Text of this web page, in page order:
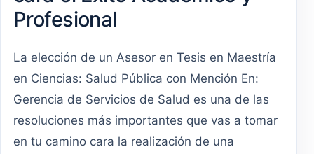
Profesional
La elección de un Asesor en Tesis en Maestría
en Ciencias: Salud Pública con Mención En:
Gerencia de Servicios de Salud es una de las
resoluciones más importantes que vas a tomar
en tu camino cara la realización de una